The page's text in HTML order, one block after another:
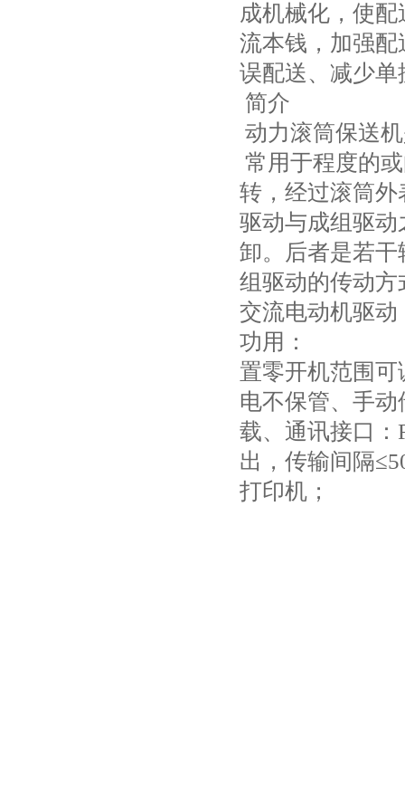
成机械化，使
流本钱，加强
误配送、减少
简介
动力滚筒保送
常用于程度的
转，经过滚筒
驱动与成组驱
卸。后者是若
组驱动的传动
交流电动机驱
功用：
置零开机范围可
电不保管、手
载、通讯接口：
出，传输间隔
打印机；